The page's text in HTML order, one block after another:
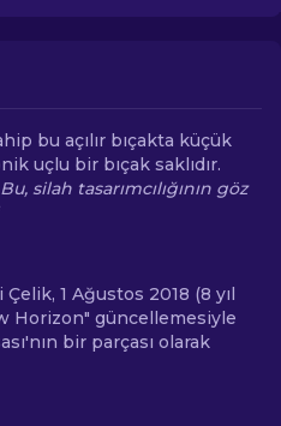
bu açılır bıçakta küçük
uçlu bir bıçak saklıdır.
Bu, silah tasarımcılığının göz
1 Ağustos 2018 (8 yıl
Horizon" güncellemesiyle
bir parçası olarak